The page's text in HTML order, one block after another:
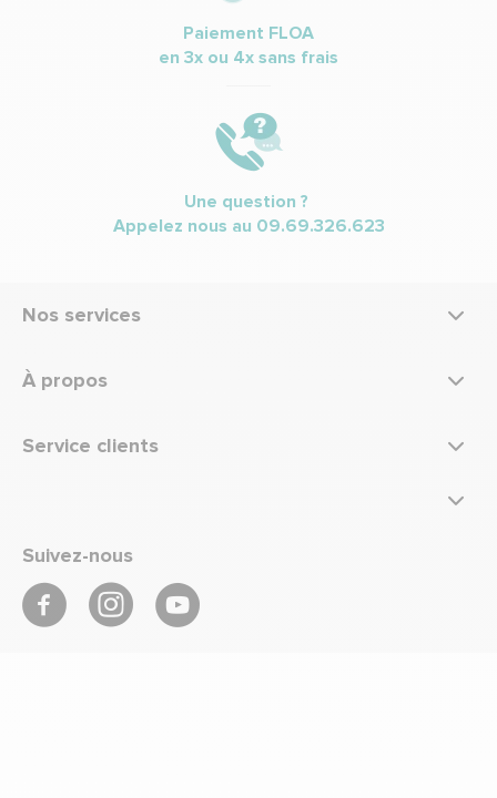
Paiement FLOA
en 3x ou 4x sans frais
Une question ?
Appelez nous au 09.69.326.623
Nos services
À propos
Service clients
Suivez-nous